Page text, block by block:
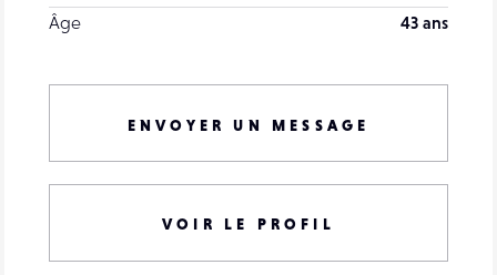
Âge
43 ans
ENVOYER UN MESSAGE
VOIR LE PROFIL